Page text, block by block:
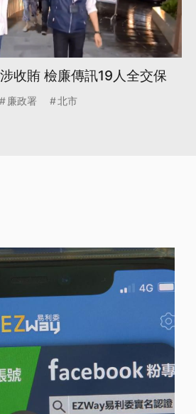
收賄 檢廉傳訊19人全交保
廉政署 北市